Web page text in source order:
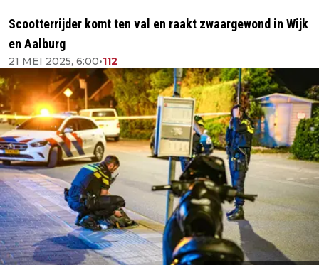
Scootterrijder komt ten val en raakt zwaargewond in Wijk
en Aalburg
21 MEI 2025, 6:00•112